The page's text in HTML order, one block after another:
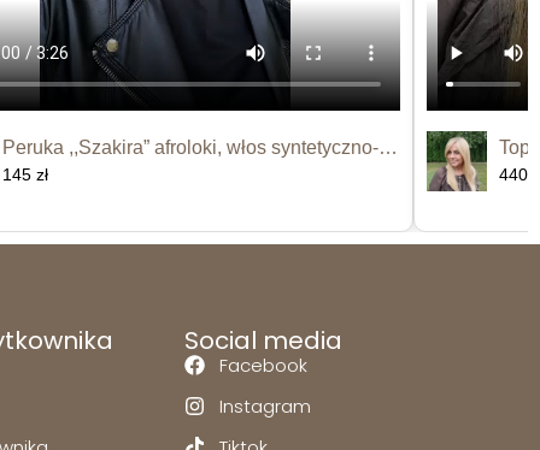
Peruka ,,Szakira” afroloki, włos syntetyczno-termiczny
145 zł 440
Social media
Facebook
Instagram